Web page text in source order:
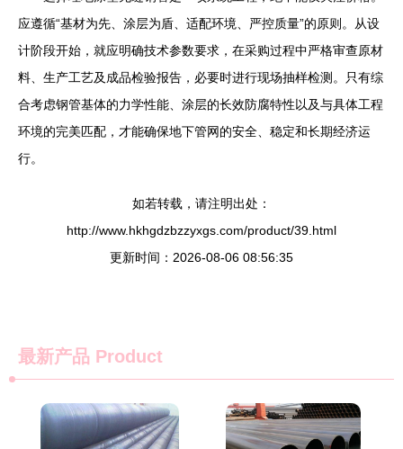
应遵循“基材为先、涂层为盾、适配环境、严控质量”的原则。从设
计阶段开始，就应明确技术参数要求，在采购过程中严格审查原材
料、生产工艺及成品检验报告，必要时进行现场抽样检测。只有综
合考虑钢管基体的力学性能、涂层的长效防腐特性以及与具体工程
环境的完美匹配，才能确保地下管网的安全、稳定和长期经济运
行。
如若转载，请注明出处：
http://www.hkhgdzbzzyxgs.com/product/39.html
更新时间：2026-08-06 08:56:35
最新产品 Product